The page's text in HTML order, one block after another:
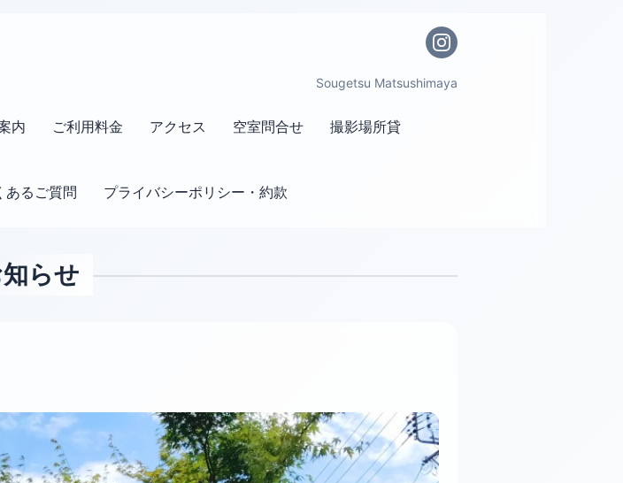
Sougetsu Matsushimaya
内 ご利用料金 アクセス 空室問合せ 撮影場所貸
あるご質問 プライバシーポリシー・約款
らせ